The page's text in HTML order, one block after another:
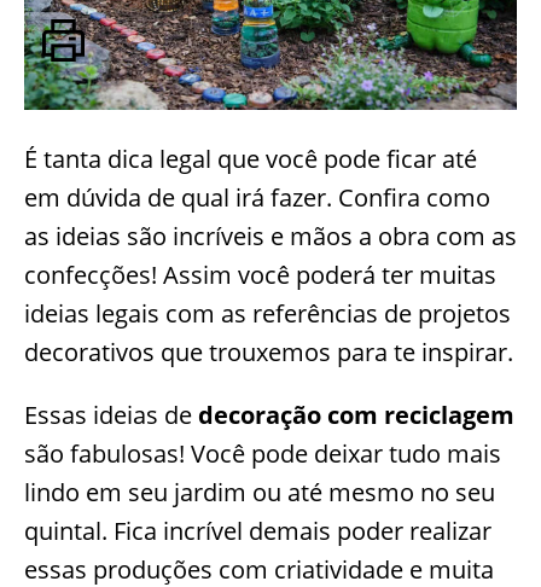
É tanta dica legal que você pode ficar até
em dúvida de qual irá fazer. Confira como
as ideias são incríveis e mãos a obra com as
confecções! Assim você poderá ter muitas
ideias legais com as referências de projetos
decorativos que trouxemos para te inspirar.
Essas ideias de decoração com reciclagem
são fabulosas! Você pode deixar tudo mais
lindo em seu jardim ou até mesmo no seu
quintal. Fica incrível demais poder realizar
essas produções com criatividade e muita